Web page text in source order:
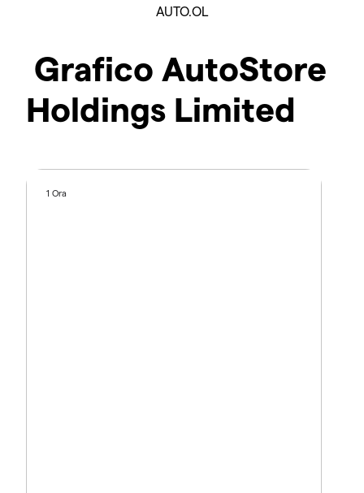
AUTO.OL
Grafico AutoStore
Holdings Limited
1 Ora